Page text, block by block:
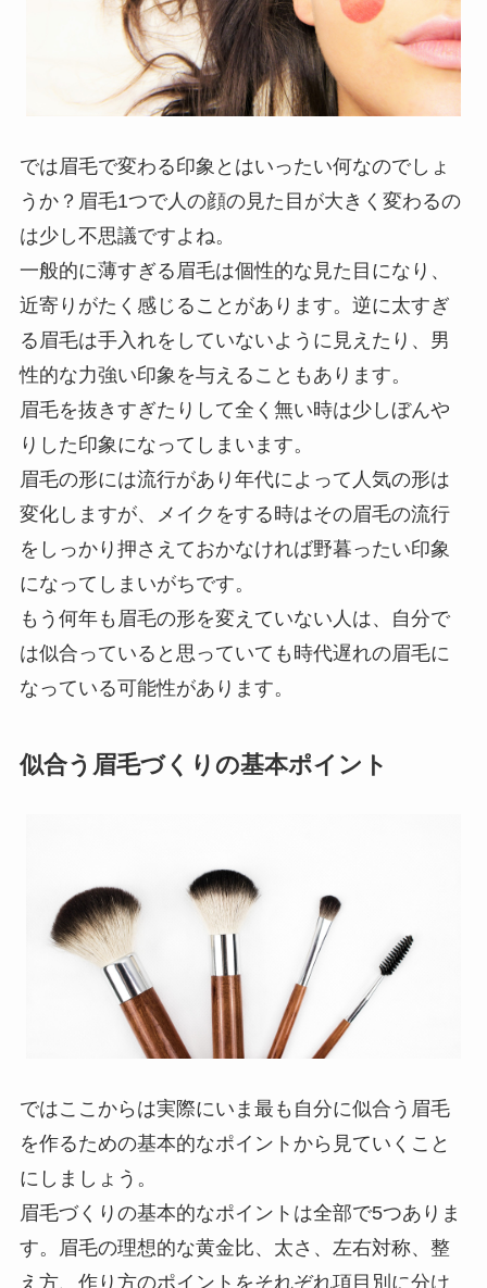
では眉毛で変わる印象とはいったい何なのでしょ
うか？眉毛1つで人の顔の見た目が大きく変わるの
は少し不思議ですよね。
一般的に薄すぎる眉毛は個性的な見た目になり、
近寄りがたく感じることがあります。逆に太すぎ
る眉毛は手入れをしていないように見えたり、男
性的な力強い印象を与えることもあります。
眉毛を抜きすぎたりして全く無い時は少しぼんや
りした印象になってしまいます。
眉毛の形には流行があり年代によって人気の形は
変化しますが、メイクをする時はその眉毛の流行
をしっかり押さえておかなければ野暮ったい印象
になってしまいがちです。
もう何年も眉毛の形を変えていない人は、自分で
は似合っていると思っていても時代遅れの眉毛に
なっている可能性があります。
似合う眉毛づくりの基本ポイント
ではここからは実際にいま最も自分に似合う眉毛
を作るための基本的なポイントから見ていくこと
にしましょう。
眉毛づくりの基本的なポイントは全部で5つありま
す。眉毛の理想的な黄金比、太さ、左右対称、整
え方、作り方のポイントをそれぞれ項目別に分け